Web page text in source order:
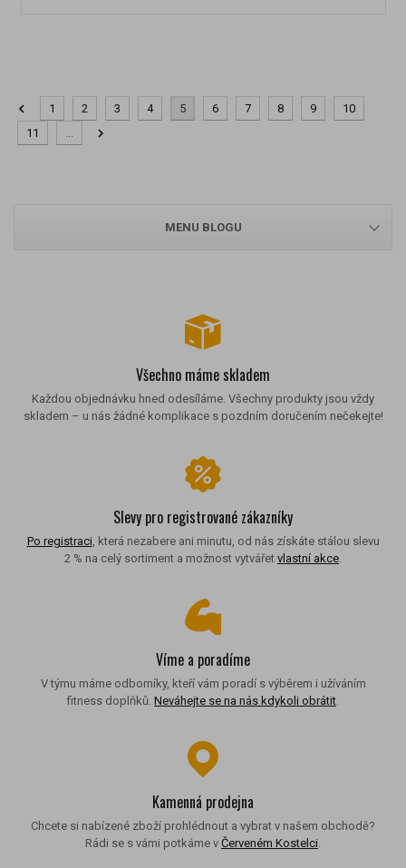
1 2 3 4 5 6 7 8 9
10
11
MENU BLOGU
Všechno máme skladem
Každou objednávku hned odesíláme. Všechny produkty jsou vždy
skladem – u nás žádné komplikace s pozdním doručením nečekejte!
Slevy pro registrované zákazníky
Po registraci , která nezabere ani minutu, od nás získáte stálou slevu
2 % na celý sortiment a možnost vytvářet vlastní akce
Víme a poradíme
V týmu máme odborníky, kteří vám poradí s výběrem i užíváním
fitness doplňků. Neváhejte se na nás kdykoli obrátit
Kamenná prodejna
Chcete si nabízené zboží prohlédnout a vybrat v našem obchodě?
Rádi se s vámi potkáme v Červeném Kostelci